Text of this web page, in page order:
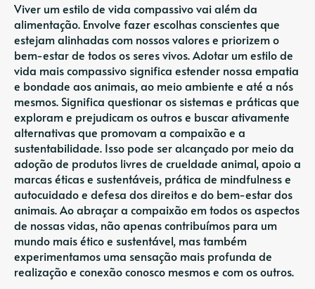
Viver um estilo de vida compassivo vai além da
alimentação. Envolve fazer escolhas conscientes que
estejam alinhadas com nossos valores e priorizem o
bem-estar de todos os seres vivos. Adotar um estilo de
vida mais compassivo significa estender nossa empatia
e bondade aos animais, ao meio ambiente e até a nós
mesmos. Significa questionar os sistemas e práticas que
exploram e prejudicam os outros e buscar ativamente
alternativas que promovam a compaixão e a
sustentabilidade. Isso pode ser alcançado por meio da
adoção de produtos livres de crueldade animal, apoio a
marcas éticas e sustentáveis, prática de mindfulness e
autocuidado e defesa dos direitos e do bem-estar dos
animais. Ao abraçar a compaixão em todos os aspectos
de nossas vidas, não apenas contribuímos para um
mundo mais ético e sustentável, mas também
experimentamos uma sensação mais profunda de
realização e conexão conosco mesmos e com os outros.